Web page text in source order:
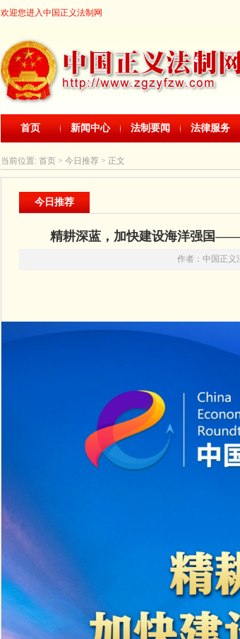
欢迎您进入中国正义法制网
首页 新闻中心 法制要闻 法律服务
当前位置: 首页 > 今日推荐 > 正文
今日推荐
精耕深蓝，加快建设海洋强国
作者：中国正义